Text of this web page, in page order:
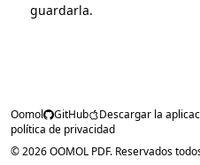
guardarla.
Oomol GitHub Descargar la
política de privacidad
© 2026 OOMOL PDF. Reservados